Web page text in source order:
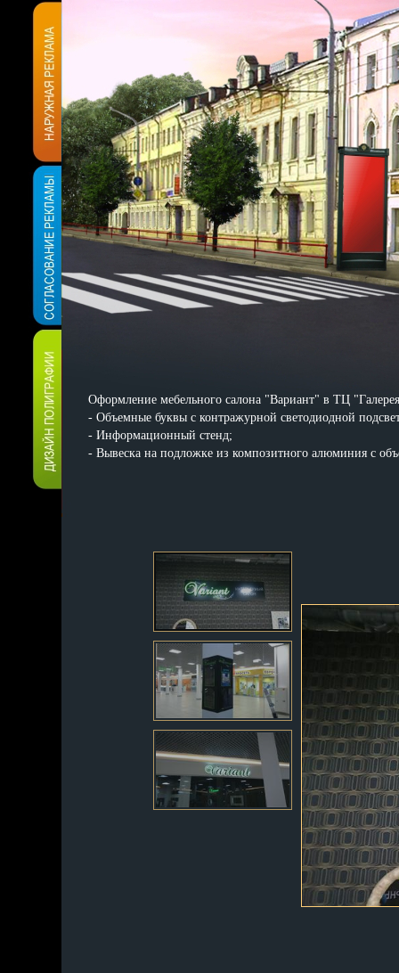
Оформление мебельного салона "Вариант" в ТЦ
- Объемные буквы с контражурной светодиодной
- Информационный стенд;
- Вывеска на подложке из композитного алюминия с